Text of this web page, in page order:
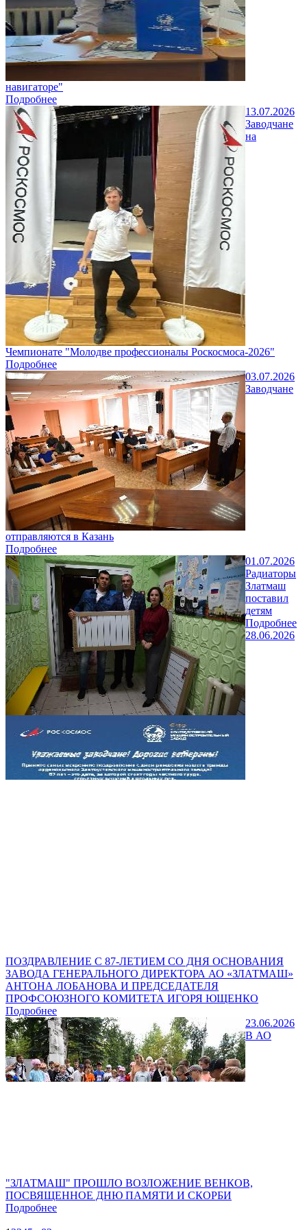
навигаторе"
Подробнее
13.07.2026
Заводчане
на
Чемпионате "Молодве профессионалы Роскосмоса-2026"
Подробнее
03.07.2026
Заводчане
отправляются в Казань
Подробнее
01.07.2026
Радиаторы
Златмаш
поставил
детям
Подробнее
28.06.2026
ПОЗДРАВЛЕНИЕ С 87-ЛЕТИЕМ СО ДНЯ ОСНОВАНИЯ
ЗАВОДА ГЕНЕРАЛЬНОГО ДИРЕКТОРА АО «ЗЛАТМАШ»
АНТОНА ЛОБАНОВА И ПРЕДСЕДАТЕЛЯ
ПРОФСОЮЗНОГО КОМИТЕТА ИГОРЯ ЮЩЕНКО
Подробнее
23.06.2026
В АО
"ЗЛАТМАШ" ПРОШЛО ВОЗЛОЖЕНИЕ ВЕНКОВ,
ПОСВЯЩЕННОЕ ДНЮ ПАМЯТИ И СКОРБИ
Подробнее